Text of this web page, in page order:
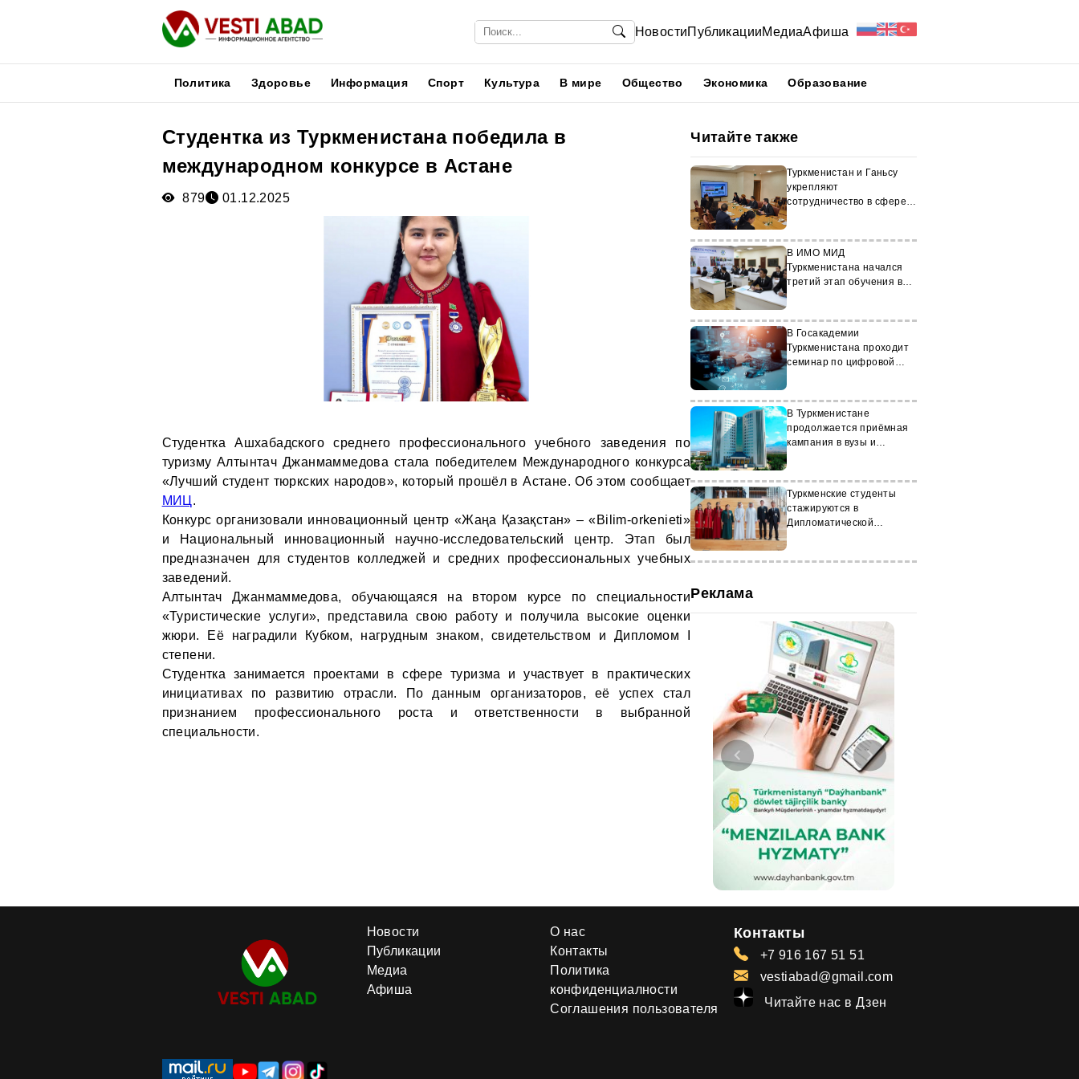
НовостиПубликацииМедиаАфиша
Политика Здоровье Информация Спорт Культура В мире Общество Экономика Образование
Студентка из Туркменистана победила в
международном конкурсе в Астане
879 01.12.2025
Студентка Ашхабадского среднего профессионального учебного заведения по
туризму Алтынтач Джанмаммедова стала победителем Международного конкурса
«Лучший студент тюркских народов», который прошёл в Астане. Об этом сообщает
МИЦ .
Конкурс организовали инновационный центр «Жаңа Қазақстан» – «Bilim-orkenieti»
и Национальный инновационный научно-исследовательский центр. Этап был
предназначен для студентов колледжей и средних профессиональных учебных
заведений.
Алтынтач Джанмаммедова, обучающаяся на втором курсе по специальности
«Туристические услуги», представила свою работу и получила высокие оценки
жюри. Её наградили Кубком, нагрудным знаком, свидетельством и Дипломом I
степени.
Студентка занимается проектами в сфере туризма и участвует в практических
инициативах по развитию отрасли. По данным организаторов, её успех стал
признанием профессионального роста и ответственности в выбранной
специальности.
Читайте также
Туркменистан и Ганьсу
укрепляют
сотрудничество в сфере
В ИМО МИД
Туркменистана начался
третий этап обучения в
В Госакадемии
Туркменистана проходит
семинар по цифровой
В Туркменистане
продолжается приёмная
кампания в вузы и
Туркменские студенты
стажируются в
Дипломатической
Реклама
Новости
Публикации
Медиа
Афиша
О нас
Контакты
Политика
конфиденциалности
Соглашения пользователя
Контакты
+7 916 167 51 51
vestiabad@gmail.com
Читайте нас в Дзен